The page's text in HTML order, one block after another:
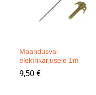
Maandusvai
elektrikarjusele 1m
9,50 €
9,50 €